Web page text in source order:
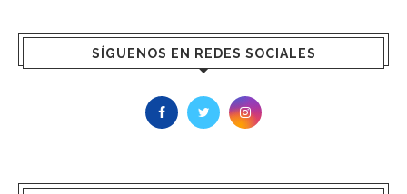
SÍGUENOS EN REDES SOCIALES